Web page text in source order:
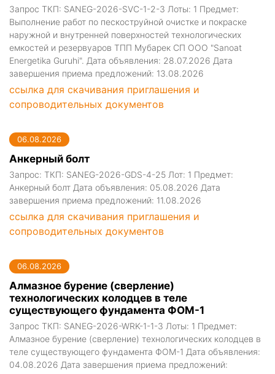
Запрос ТКП: SANEG-2026-SVC-1-2-3 Лоты: 1 Предмет:
Выполнение работ по пескоструйной очистке и покраске
наружной и внутренней поверхностей технологических
емкостей и резервуаров ТПП Мубарек СП ООО "Sanoat
Energetika Guruhi". Дата объявления: 28.07.2026 Дата
завершения приема предложений: 13.08.2026
ссылка для скачивания приглашения и
сопроводительных документов
06.08.2026
Анкерный болт
Запрос: ТКП: SANEG-2026-GDS-4-25 Лот: 1 Предмет:
Анкерный болт Дата объявления: 05.08.2026 Дата
завершения приема предложений: 11.08.2026
ссылка для скачивания приглашения и
сопроводительных документов
06.08.2026
Алмазное бурение (сверление)
технологических колодцев в теле
существующего фундамента ФОМ-1
Запрос ТКП: SANEG-2026-WRK-1-1-3 Лоты: 1 Предмет:
Алмазное бурение (сверление) технологических колодцев в
теле существующего фундамента ФОМ-1 Дата объявления:
04.08.2026 Дата завершения приема предложений: